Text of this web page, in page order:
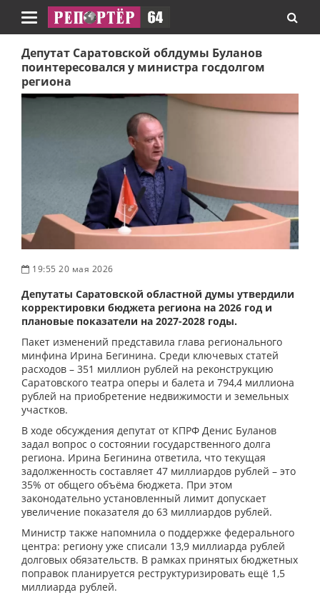
Навигация
Депутат Саратовской облдумы Буланов
поинтересовался у министра госдолгом
региона
19:55 20 мая 2026
Депутаты Саратовской областной думы утвердили
корректировки бюджета региона на 2026 год и
плановые показатели на 2027-2028 годы.
Пакет изменений представила глава регионального
минфина Ирина Бегинина. Среди ключевых статей
расходов – 351 миллион рублей на реконструкцию
Саратовского театра оперы и балета и 794,4 миллиона
рублей на приобретение недвижимости и земельных
участков.
В ходе обсуждения депутат от КПРФ Денис Буланов
задал вопрос о состоянии государственного долга
региона. Ирина Бегинина ответила, что текущая
задолженность составляет 47 миллиардов рублей – это
35% от общего объёма бюджета. При этом
законодательно установленный лимит допускает
увеличение показателя до 63 миллиардов рублей.
Министр также напомнила о поддержке федерального
центра: региону уже списали 13,9 миллиарда рублей
долговых обязательств. В рамках принятых бюджетных
поправок планируется реструктуризировать ещё 1,5
миллиарда рублей.